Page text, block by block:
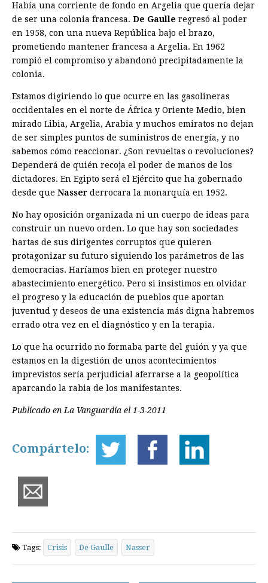
Había una corriente de fondo en Argelia que quería dejar
de ser una colonia francesa. De Gaulle regresó al poder
en 1958, con una nueva República bajo el brazo,
prometiendo mantener francesa a Argelia. En 1962
rompió el compromiso y abandonó precipitadamente la
colonia.
Estamos digiriendo lo que ocurre en las gasolineras
occidentales en el norte de África y Oriente Medio, bien
mirado Libia, Argelia, Arabia y muchos emiratos no dejan
de ser simples puntos de suministros de energía, y no
sabemos cómo reaccionar. ¿Son revueltas o revoluciones?
Dependerá de quién recoja el poder de manos de los
dictadores. En Egipto será el Ejército que ha gobernado
desde que Nasser derrocara la monarquía en 1952.
No hay oposición organizada ni un cuerpo de ideas para
construir un nuevo orden. Lo que hay son sociedades
hartas de sus dirigentes corruptos que quieren
protagonizar su futuro siguiendo los parámetros de las
democracias. Haríamos bien en proteger nuestro
abastecimiento energético. Pero si insistimos en olvidar
el progreso y la educación de pueblos que aportan
juventud y deseos de una existencia más digna habremos
errado otra vez en el diagnóstico y en la terapia.
Lo que ha ocurrido no formaba parte del guión y ya que
estamos en la digestión de unos acontecimientos
imprevistos sería perjudicial aferrarse a la geopolítica
aparcando la rabia de los manifestantes.
Publicado en La Vanguardia el 1-3-2011
Compártelo:
Tags: Crisis De Gaulle Nasser